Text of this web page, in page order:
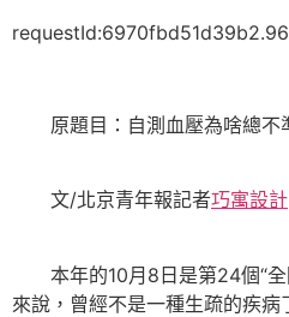
原題目：自測血壓為啥總不
文/北京青年報記者巧寓設計
本年的10月8日是第24個“全
來說，曾經不是一種生疏的疾